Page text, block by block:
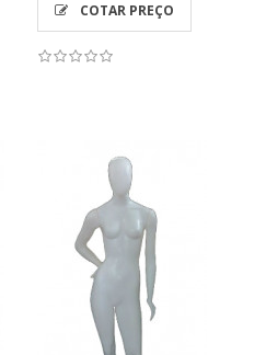
COTAR PREÇO